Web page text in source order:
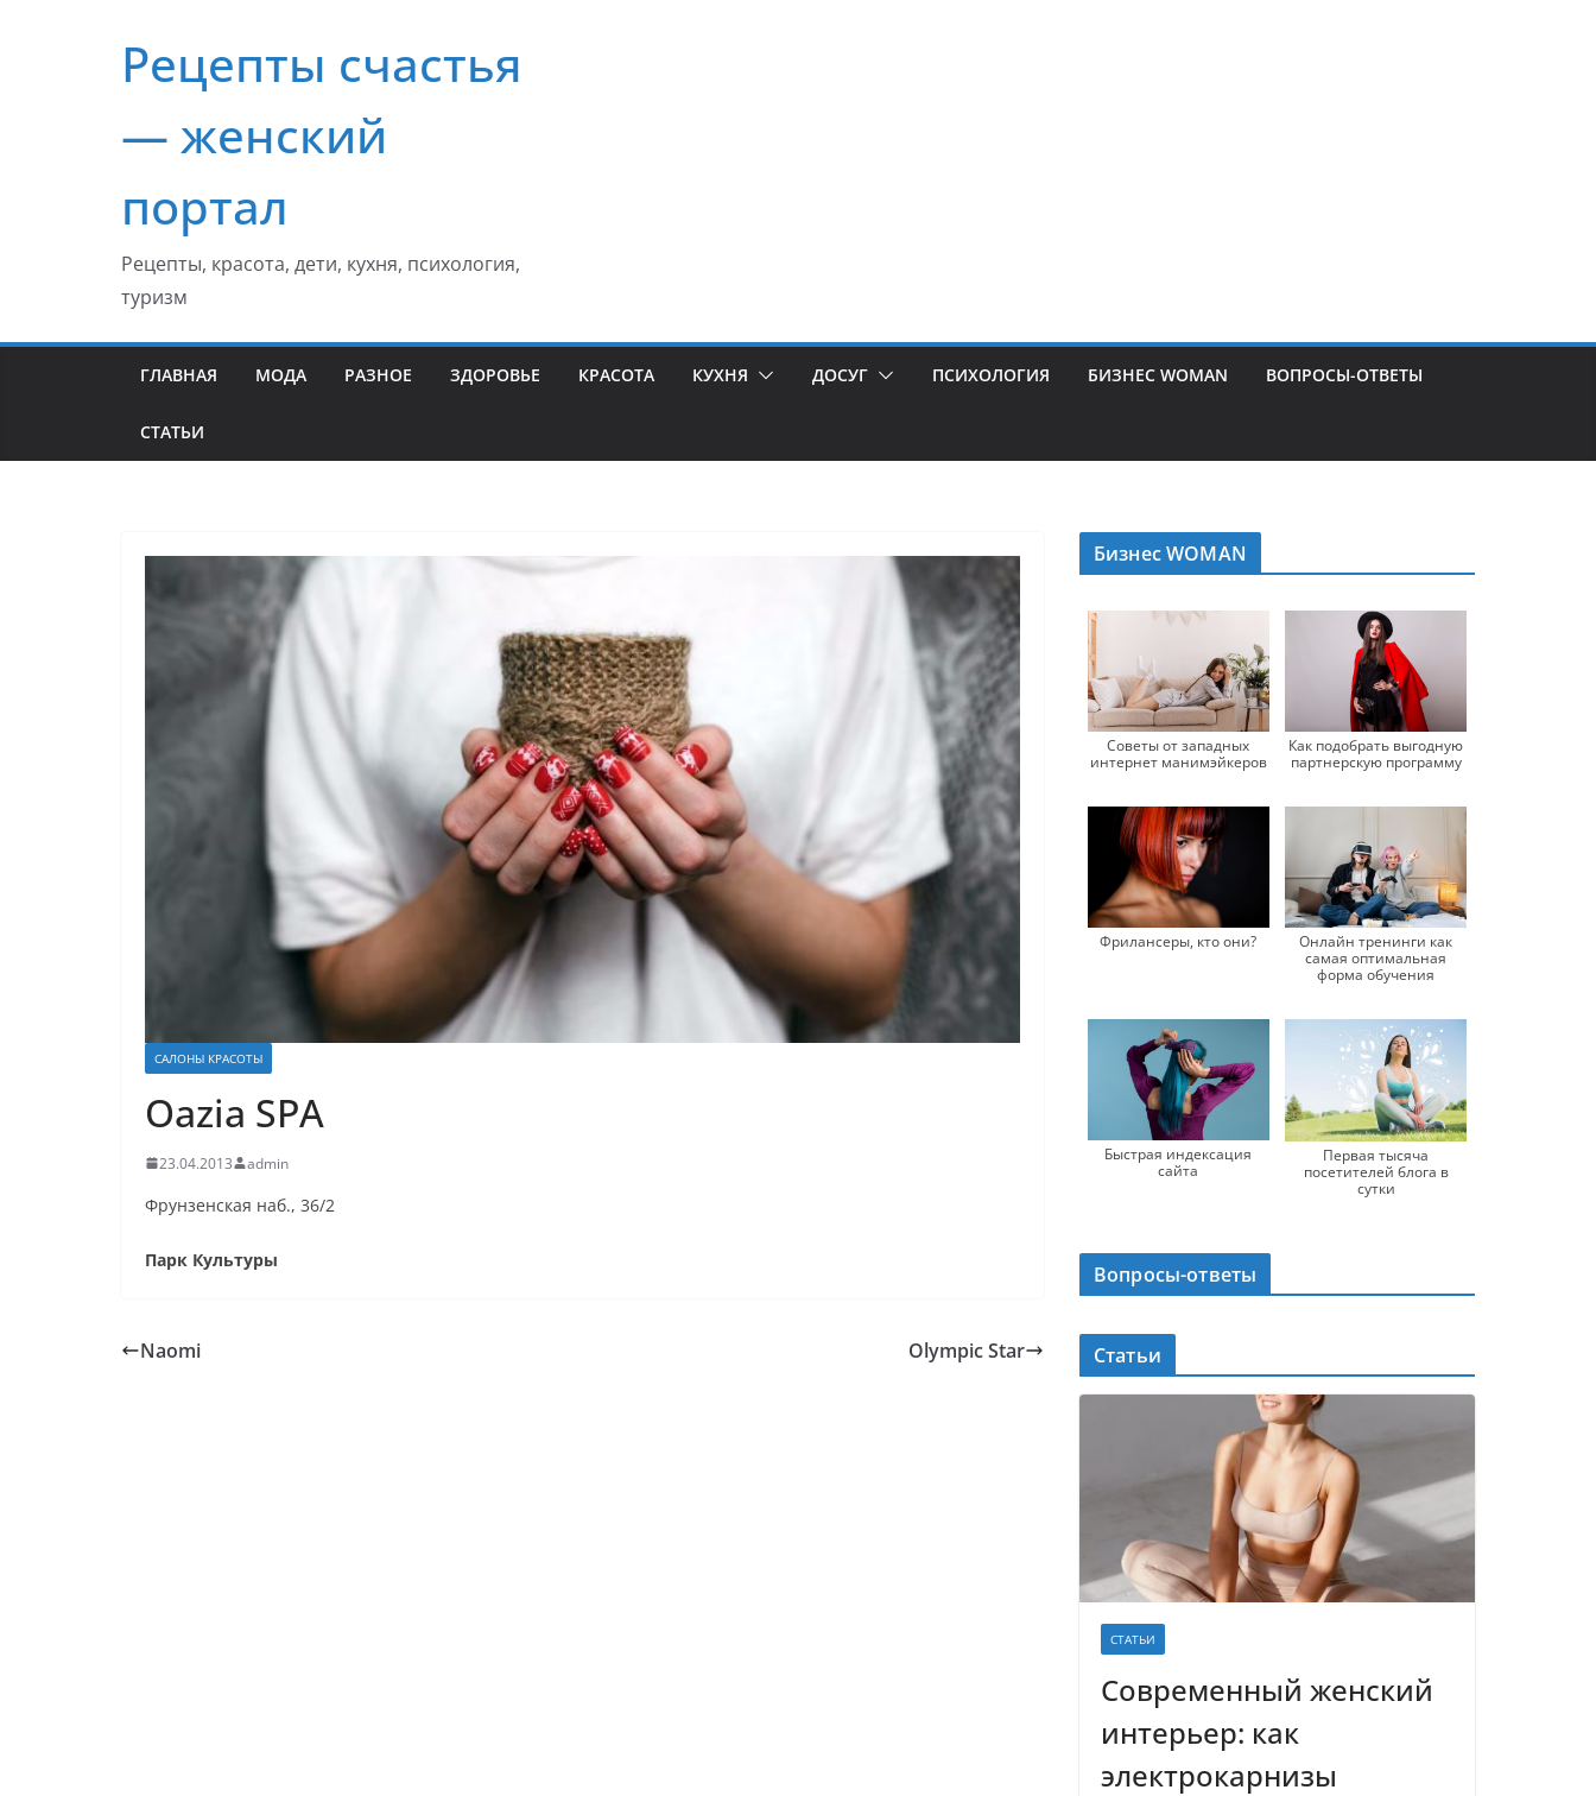
содержимомуРецепты счастья
— женский
портал
Рецепты, красота, дети, кухня, психология,
туризм
ГЛАВНАЯ МОДА РАЗНОЕ ЗДОРОВЬЕ КРАСОТА КУХНЯ ДОСУГ ПСИХОЛОГИЯ БИЗНЕС WOMAN ВОПРОСЫ-ОТВЕТЫ
СТАТЬИ
САЛОНЫ КРАСОТЫ
Oazia SPA
23.04.2013 admin
Фрунзенская наб., 36/2
Парк Культуры
Naomi Olympic Star
Бизнес WOMAN
Советы от западных
интернет манимэйкеров
Как подобрать выгодную
партнерскую программу
Фрилансеры, кто они?
Онлайн тренинги как
самая оптимальная
форма обучения
Быстрая индексация
сайта
Первая тысяча
посетителей блога в
сутки
Вопросы-ответы
Статьи
СТАТЬИ
Современный женский
интерьер: как
электрокарнизы